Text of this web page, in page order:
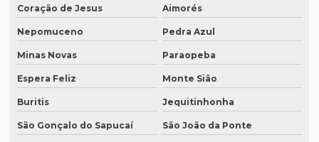
Equipamentos de tradução simultânea sp
Interpretação simultânea
Intérprete alemão profissional
Intérprete chinês português
Intérprete para congressos
Intérprete consecutivo
Coração de Jesus Aimorés
Nepomuceno Pedra Azul
Minas Novas Paraopeba
Espera Feliz Monte Sião
Buritis Jequitinhonha
São Gonçalo do Sapucaí São João da Ponte